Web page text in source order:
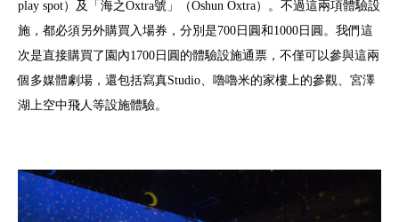
play spot）及「海之Oxtra號」（Oshun Oxtra）。不過這兩項體驗設
施，都必須另外購買入場券，分別是700日圓和1000日圓。我們這
次是直接購買了園內1700日圓的體驗設施通票，不僅可以參與這兩
個多媒體劇場，還包括寫真Studio、嚕嚕米的家樓上的參觀、宮澤
湖上空中飛人等設施體驗。